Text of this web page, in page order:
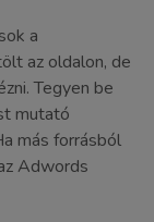
a
az oldalon, de
Tegyen be
mutató
más forrásból
Adwords